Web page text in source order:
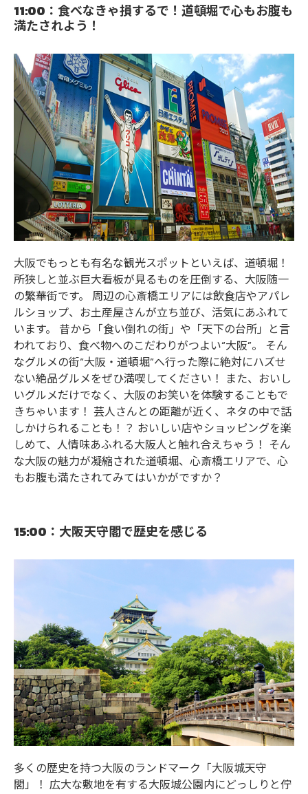
11:00：食べなきゃ損するで！道頓堀で心もお腹も
満たされよう！
大阪でもっとも有名な観光スポットといえば、道頓堀！
所狭しと並ぶ巨大看板が見るものを圧倒する、大阪随一
の繁華街です。 周辺の心斎橋エリアには飲食店やアパレ
ルショップ、お土産屋さんが立ち並び、活気にあふれて
います。 昔から「食い倒れの街」や「天下の台所」と言
われており、食べ物へのこだわりがつよい“大阪”。 そん
なグルメの街“大阪・道頓堀”へ行った際に絶対にハズせ
ない絶品グルメをぜひ満喫してください！ また、おいし
いグルメだけでなく、大阪のお笑いを体験することもで
きちゃいます！ 芸人さんとの距離が近く、ネタの中で話
しかけられることも！？ おいしい店やショッピングを楽
しめて、人情味あふれる大阪人と触れ合えちゃう！ そん
な大阪の魅力が凝縮された道頓堀、心斎橋エリアで、心
もお腹も満たされてみてはいかがですか？
15:00：大阪天守閣で歴史を感じる
多くの歴史を持つ大阪のランドマーク「大阪城天守
閣」！ 広大な敷地を有する大阪城公園内にどっしりと佇